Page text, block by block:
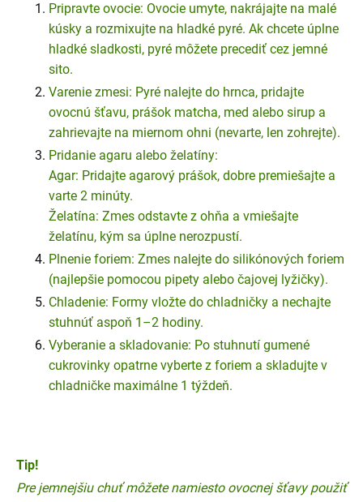
Pripravte ovocie: Ovocie umyte, nakrájajte na malé
kúsky a rozmixujte na hladké pyré. Ak chcete úplne
hladké sladkosti, pyré môžete precediť cez jemné
sito.
Varenie zmesi: Pyré nalejte do hrnca, pridajte
ovocnú šťavu, prášok matcha, med alebo sirup a
zahrievajte na miernom ohni (nevarte, len zohrejte).
Pridanie agaru alebo želatíny:
Agar: Pridajte agarový prášok, dobre premiešajte a
varte 2 minúty.
Želatína: Zmes odstavte z ohňa a vmiešajte
želatínu, kým sa úplne nerozpustí.
Plnenie foriem: Zmes nalejte do silikónových foriem
(najlepšie pomocou pipety alebo čajovej lyžičky).
Chladenie: Formy vložte do chladničky a nechajte
stuhnúť aspoň 1–2 hodiny.
Vyberanie a skladovanie: Po stuhnutí gumené
cukrovinky opatrne vyberte z foriem a skladujte v
chladničke maximálne 1 týždeň.
Tip!
Pre jemnejšiu chuť môžete namiesto ovocnej šťavy použiť